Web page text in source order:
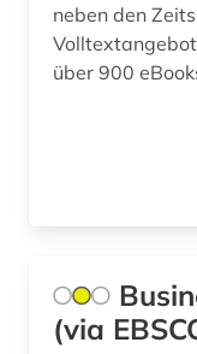
kunst (2)
lehrbuch (1)
neben den
Volltextangebote: über 40.000
über 900
(via